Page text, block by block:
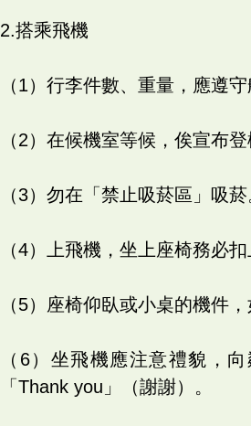
2.搭乘飛機
（1）行李件數、重量，應遵守
（2）在候機室等候，俟宣布
（3）勿在「禁止吸菸區」吸菸
（4）上飛機，坐上座椅務必扣
（5）座椅仰臥或小桌的機件
（6）坐飛機應注意禮貌，
「Thank you」（謝謝）。